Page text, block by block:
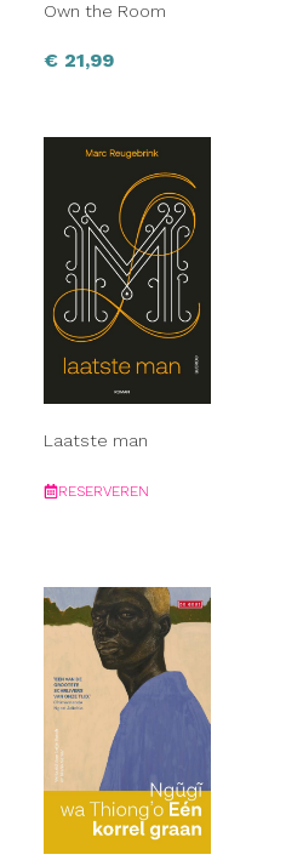
Own the Room
€ 21,99
Laatste man
RESERVEREN